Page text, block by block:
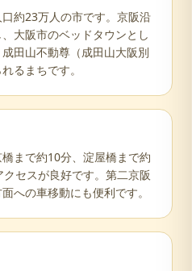
約23万人の市です。京阪沿
大阪市のベッドタウンとし
田山不動尊（成田山大阪別
るまちです。
まで約10分、淀屋橋まで約
セスが良好です。第二京阪
への車移動にも便利です。